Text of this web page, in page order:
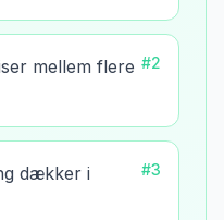
mellem flere #2
dækker i
#3